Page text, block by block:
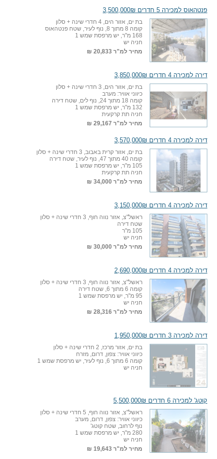
פנטהאוס למכירה 5 חדרים 3,500,000₪
בת ים, אזור הים, 4 חדרי שינה + סלון
קומה 8 מתוך 8, נוף לעיר, שטח פנטהאוס
168 מ"ר, יש מרפסת שמש 1
חניה יש
מחיר למ"ר 20,833 ₪
דירה למכירה 4 חדרים 3,850,000₪
בת ים, אזור הים, 3 חדרי שינה + סלון
כיווני אוויר: מערב
קומה 18 מתוך 24, נוף לים, שטח דירה
132 מ"ר, יש מרפסת שמש 1
חניה תת קרקעית
מחיר למ"ר 29,167 ₪
דירה למכירה 4 חדרים 3,570,000₪
בת ים, אזור קרית באבוב, 3 חדרי שינה + סלון
קומה 40 מתוך 47, נוף לעיר, שטח דירה
105 מ"ר, יש מרפסת שמש 1
חניה תת קרקעית
מחיר למ"ר 34,000 ₪
דירה למכירה 4 חדרים 3,150,000₪
ראשל"צ, אזור נווה חוף, 3 חדרי שינה + סלון
שטח דירה
105 מ"ר
חניה יש
מחיר למ"ר 30,000 ₪
דירה למכירה 4 חדרים 2,690,000₪
ראשל"צ, אזור נווה חוף, 3 חדרי שינה + סלון
קומה 6 מתוך 6, שטח דירה
95 מ"ר, יש מרפסת שמש 1
חניה יש
מחיר למ"ר 28,316 ₪
דירה למכירה 3 חדרים 1,950,000₪
בת ים, אזור מרכז, 2 חדרי שינה + סלון
כיווני אוויר: צפון, דרום, מזרח
קומה 6 מתוך 6, נוף לעיר, יש מרפסת שמש 1
חניה יש
קוטג' למכירה 6 חדרים 5,500,000₪
ראשל"צ, אזור נווה חוף, 5 חדרי שינה + סלון
כיווני אוויר: צפון, דרום, מערב
נוף לרחוב, שטח קוטג'
280 מ"ר, יש מרפסת שמש 1
חניה יש
מחיר למ"ר 19,643 ₪